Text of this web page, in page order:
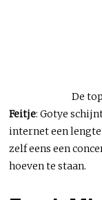
De
Feitje: Gotye
internet een
zelf eens een
hoeven te staan.